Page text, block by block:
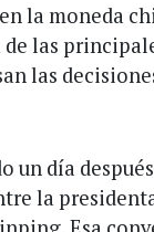
la moneda
las
las
un día
la